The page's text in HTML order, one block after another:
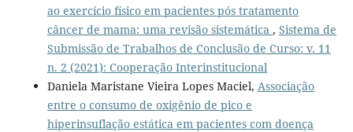
ao exercício físico em pacientes pós tratamento
câncer de mama: uma revisão sistemática , Sistema de
Submissão de Trabalhos de Conclusão de Curso: v. 11
n. 2 (2021): Cooperação Interinstitucional
Daniela Maristane Vieira Lopes Maciel, Associação
entre o consumo de oxigênio de pico e
hiperinsuflação estática em pacientes com doença